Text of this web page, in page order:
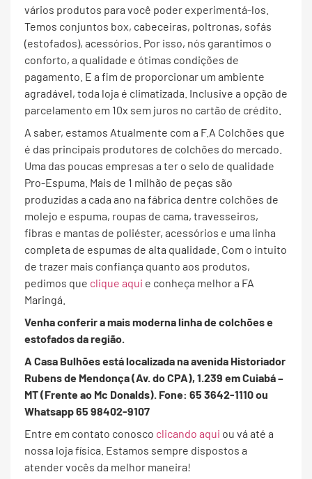
vários produtos para você poder experimentá-los.
Temos conjuntos box, cabeceiras, poltronas, sofás
(estofados), acessórios. Por isso, nós garantimos o
conforto, a qualidade e ótimas condições de
pagamento. E a fim de proporcionar um ambiente
agradável, toda loja é climatizada. Inclusive a opção de
parcelamento em 10x sem juros no cartão de crédito.
A saber, estamos Atualmente com a F.A Colchões que
é das principais produtores de colchões do mercado.
Uma das poucas empresas a ter o selo de qualidade
Pro-Espuma. Mais de 1 milhão de peças são
produzidas a cada ano na fábrica dentre colchões de
molejo e espuma, roupas de cama, travesseiros,
fibras e mantas de poliéster, acessórios e uma linha
completa de espumas de alta qualidade. Com o intuito
de trazer mais confiança quanto aos produtos,
pedimos que clique aqui e conheça melhor a FA
Maringá.
Venha conferir a mais moderna linha de colchões e
estofados da região.
A Casa Bulhões está localizada na avenida Historiador
Rubens de Mendonça (Av. do CPA), 1.239 em Cuiabá –
MT (Frente ao Mc Donalds). Fone: 65 3642-1110 ou
Whatsapp 65 98402-9107
Entre em contato conosco clicando aqui ou vá até a
nossa loja física. Estamos sempre dispostos a
atender vocês da melhor maneira!